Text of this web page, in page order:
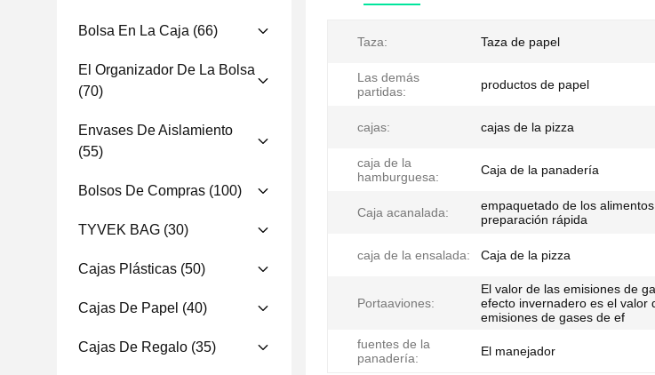
Bolsa En La Caja (66)
El Organizador De La Bolsa
(70)
Envases De Aislamiento
(55)
Bolsos De Compras (100)
TYVEK BAG (30)
Cajas Plásticas (50)
Cajas De Papel (40)
Cajas De Regalo (35)
Taza: Taza de papel
Las demás
partidas:
productos de papel
cajas: cajas de la pizza
caja de la
hamburguesa:
Caja de la panadería
Caja acanalada:
empaquetado de los
preparación rápida
caja de la ensalada: Caja de la pizza
Portaaviones:
El valor de las emisiones de
efecto invernadero es el valor
emisiones de gases de ef
fuentes de la
panadería:
El manejador